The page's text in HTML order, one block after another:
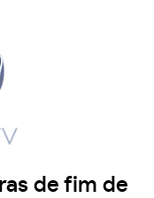
de fim de